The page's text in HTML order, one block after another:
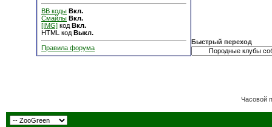
BB коды Вкл.
Смайлы Вкл.
[IMG] код Вкл.
HTML код Выкл.
Правила форума
Быстрый переход
Часовой